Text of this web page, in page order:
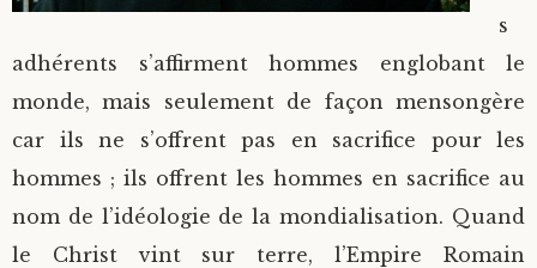
s
adhérents s’affirment hommes englobant le
monde, mais seulement de façon mensongère
car ils ne s’offrent pas en sacrifice pour les
hommes ; ils offrent les hommes en sacrifice au
nom de l’idéologie de la mondialisation. Quand
le Christ vint sur terre, l’Empire Romain